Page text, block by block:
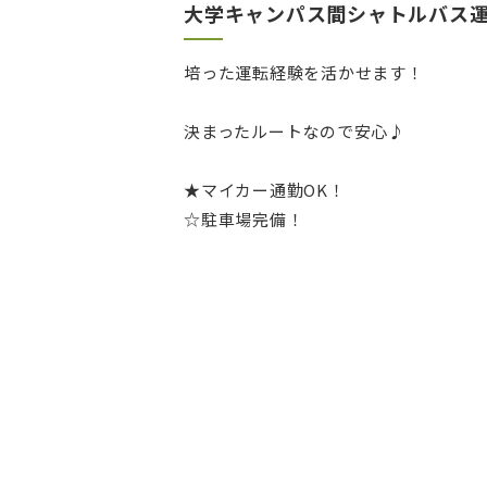
大学キャンパス間シャトルバス
培った運転経験を活かせます！
決まったルートなので安心♪
★マイカー通勤OK！
☆駐車場完備！